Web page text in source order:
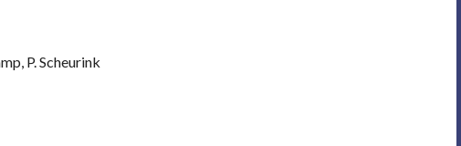
P. Scheurink